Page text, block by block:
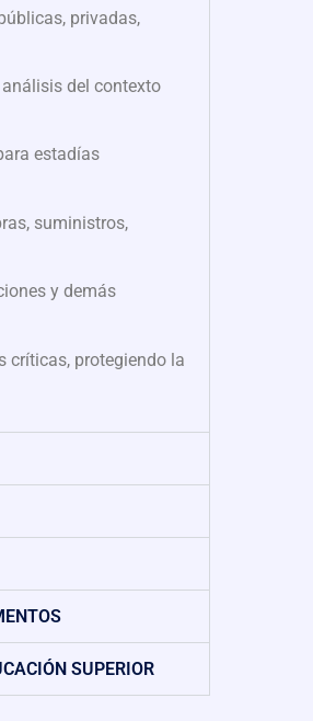
privadas,
del contexto
estadías
suministros,
y demás
críticas, protegiendo la
SUPERIOR